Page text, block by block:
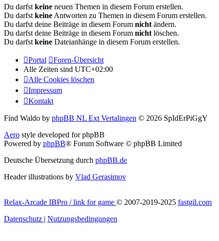
Du darfstkeine neuen Themen in diesem Forum erstellen.
Du darfstkeineAntworten zu Themen in diesem Forum erstellen.
Du darfst deine Beiträge in diesem Forum nichtändern.
Du darfst deine Beiträge in diesem Forum nichtlöschen.
Du darfstkeine Dateianhänge in diesem Forum erstellen.
Portal
Foren-Übersicht
Alle Zeiten sind UTC+02:00
Alle Cookies löschen
Impressum
Kontakt
Find Waldo by phpBB NL Ext Vertalingen © 2026 SpIdErPiGgY
Aero style developed for phpBB
Powered by phpBB® Forum Software © phpBB Limited
Deutsche Übersetzung durch phpBB.de
Header illustrations by Vlad Gerasimov
Relax-Arcade IBPro / link for game © 2007-2019-2025 fastgil.com
Datenschutz | Nutzungsbedingungen